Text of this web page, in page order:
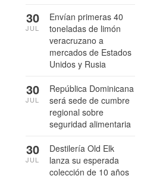
Envían primeras 40
toneladas de limón
veracruzano a
mercados de Estados
Unidos y Rusia
30
JUL
República Dominicana
será sede de cumbre
regional sobre
seguridad alimentaria
30
JUL
Destilería Old Elk
lanza su esperada
colección de 10 años
30
JUL